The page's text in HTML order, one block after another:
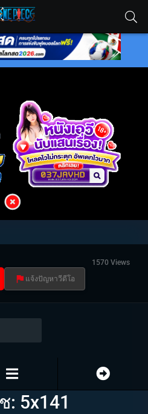
1570 Views
แจ้งปัญหาวีดีโอ
: 5x141